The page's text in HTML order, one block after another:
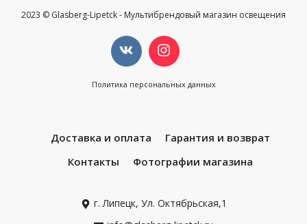
2023 © Glasberg-Lipetck - Мультибрендовый магазин освещения
Политика персональных данных
Доставка и оплата
Гарантия и возврат
Контакты
Фотографии магазина
г. Липецк, Ул. Октябрьская,1